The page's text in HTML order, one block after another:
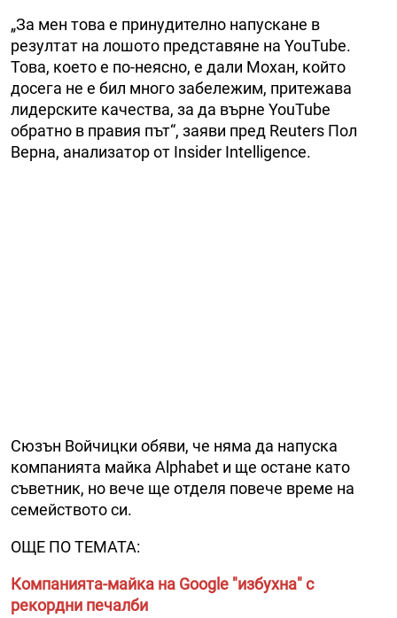
„За мен това е принудително напускане в
резултат на лошото представяне на YouTube.
Това, което е по-неясно, е дали Мохан, който
досега не е бил много забележим, притежава
лидерските качества, за да върне YouTube
обратно в правия път“, заяви пред Reuters Пол
Верна, анализатор от Insider Intelligence.
Сюзън Войчицки обяви, че няма да напуска
компанията майка Alphabet и ще остане като
съветник, но вече ще отделя повече време на
семейството си.
ОЩЕ ПО ТЕМАТА:
Компанията-майка на Google "избухна" с
рекордни печалби